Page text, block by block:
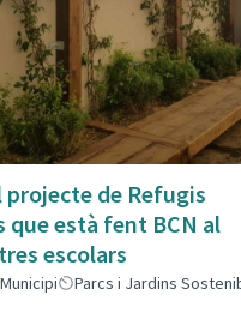
projecte de Refugis
que està fent BCN al
escolars
Municipi Parcs i Jardins